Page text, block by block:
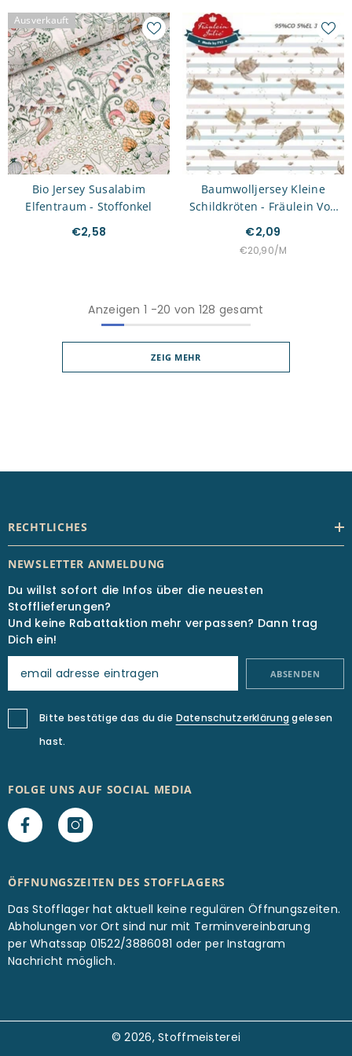
Ausverkauft
Bio Jersey Susalabim
Elfentraum - Stoffonkel
€2,58
Baumwolljersey Kleine
Schildkröten - Fräulein Von
Julie
€2,09
STÜCKPREIS
€20,90/PRO
M
Anzeigen 1 -20 von 128 gesamt
ZEIG MEHR
RECHTLICHES
NEWSLETTER ANMELDUNG
Du willst sofort die Infos über die neuesten
Stofflieferungen?
Und keine Rabattaktion mehr verpassen? Dann trag
Dich ein!
ABSENDEN
Bitte bestätige das du die Datenschutzerklärung gelesen
hast.
FOLGE UNS AUF SOCIAL MEDIA
ÖFFNUNGSZEITEN DES STOFFLAGERS
Das Stofflager hat aktuell keine regulären Öffnungszeiten.
Abholungen vor Ort sind nur mit Terminvereinbarung
per Whatssap 01522/3886081 oder per Instagram
Nachricht möglich.
© 2026, Stoffmeisterei